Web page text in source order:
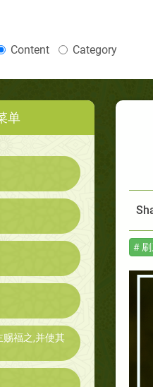
Content Category
单
赐福之,并使其
#